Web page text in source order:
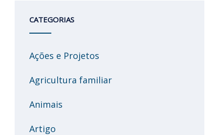
CATEGORIAS
Ações e Projetos
Agricultura familiar
Animais
Artigo